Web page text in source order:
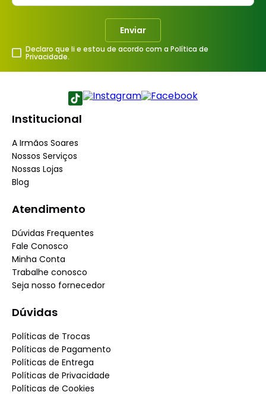
Enviar
Declaro que li e estou de acordo com a Política de
Privacidade.
Institucional
A Irmãos Soares
Nossos Serviços
Nossas Lojas
Blog
Atendimento
Dúvidas Frequentes
Fale Conosco
Minha Conta
Trabalhe conosco
Seja nosso fornecedor
Dúvidas
Políticas de Trocas
Políticas de Pagamento
Políticas de Entrega
Políticas de Privacidade
Políticas de Cookies